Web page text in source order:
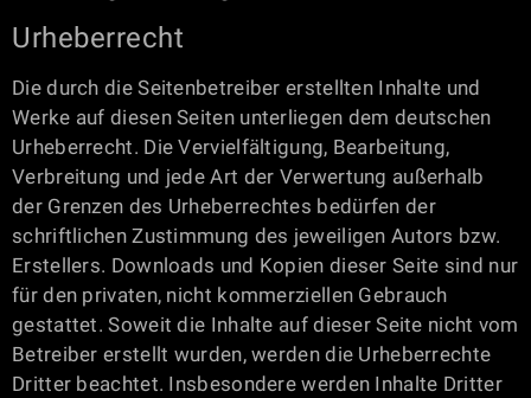
Urheberrecht
Die durch die Seitenbetreiber erstellten Inhalte und
Werke auf diesen Seiten unterliegen dem deutschen
Urheberrecht. Die Vervielfältigung, Bearbeitung,
Verbreitung und jede Art der Verwertung außerhalb
der Grenzen des Urheberrechtes bedürfen der
schriftlichen Zustimmung des jeweiligen Autors bzw.
Erstellers. Downloads und Kopien dieser Seite sind nur
für den privaten, nicht kommerziellen Gebrauch
gestattet. Soweit die Inhalte auf dieser Seite nicht vom
Betreiber erstellt wurden, werden die Urheberrechte
Dritter beachtet. Insbesondere werden Inhalte Dritter